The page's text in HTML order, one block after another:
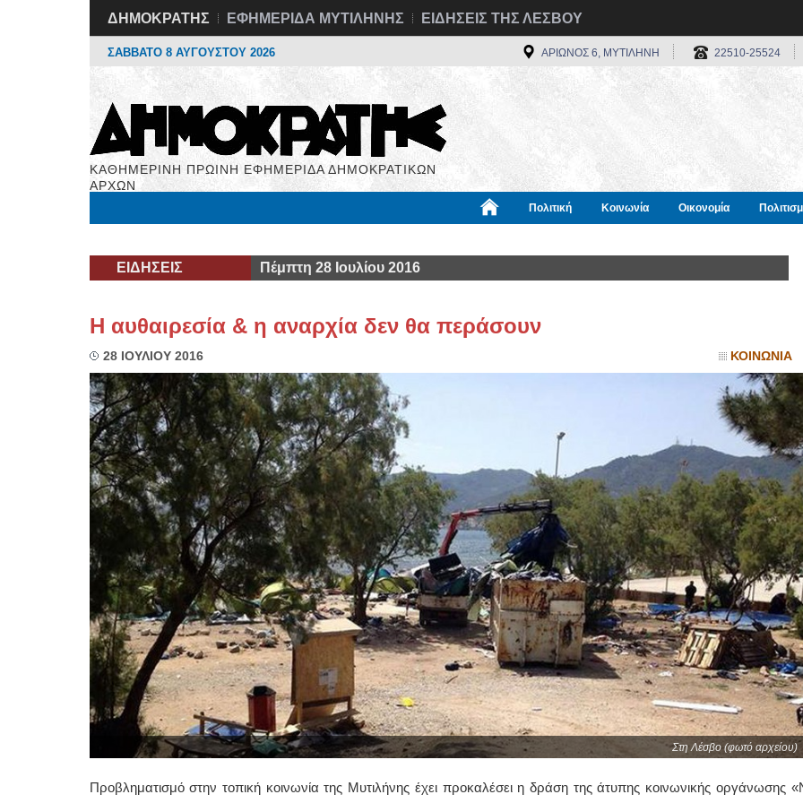
ΔΗΜΟΚΡΑΤΗΣ ΕΦΗΜΕΡΙΔΑ ΜΥΤΙΛΗΝΗΣ ΕΙΔΗΣΕΙΣ ΤΗΣ ΛΕΣΒΟΥ
ΣΑΒΒΑΤΟ 8 ΑΥΓΟΥΣΤΟΥ 2026 ΑΡΙΩΝΟΣ 6, ΜΥΤΙΛΗΝΗ 22510-25524
ΚΑΘΗΜΕΡΙΝΗ ΠΡΩΙΝΗ ΕΦΗΜΕΡΙΔΑ ΔΗΜΟΚΡΑΤΙΚΩΝ
ΑΡΧΩΝ
Πολιτική Κοινωνία Οικονομία
ΕΙΔΗΣΕΙΣ Πέμπτη 28 Ιουλίου 2016
Η αυθαιρεσία & η αναρχία δεν θα περάσουν
28 ΙΟΥΛΙΟΥ 2016 ΚΟΙΝΩΝΙΑ
Στη Λέσβο (φωτό αρχείου)
Προβληματισμό στην τοπική κοινωνία της Μυτιλήνης έχει προκαλέσει η δράση της άτυπης κοινωνικής οργάνωσης